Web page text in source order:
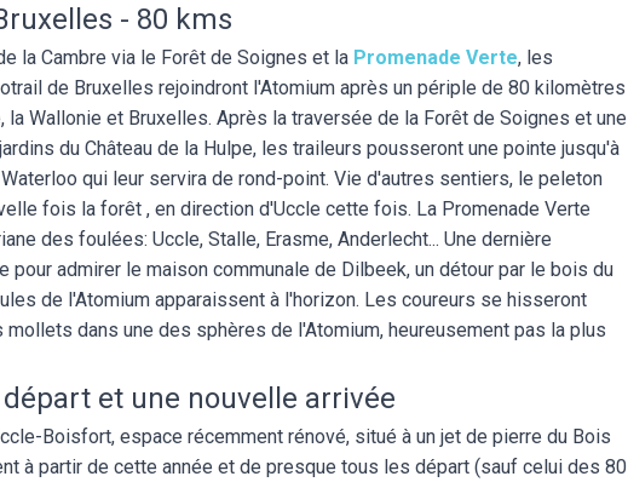
- 80 kms
la Cambre via le Forêt de Soignes et la Promenade Verte, les
de Bruxelles rejoindront l'Atomium après un périple de 80 kilomètres
la Wallonie et Bruxelles. Après la traversée de la Forêt de Soignes et une
du Château de la Hulpe, les traileurs pousseront une pointe jusqu'à
qui leur servira de rond-point. Vie d'autres sentiers, le peleton
fois la forêt , en direction d'Uccle cette fois. La Promenade Verte
des foulées: Uccle, Stalle, Erasme, Anderlecht... Une dernière
pour admirer le maison communale de Dilbeek, un détour par le bois du
de l'Atomium apparaissent à l'horizon. Les coureurs se hisseront
dans une des sphères de l'Atomium, heureusement pas la plus
et une nouvelle arrivée
Boisfort, espace récemment rénové, situé à un jet de pierre du Bois
à partir de cette année et de presque tous les départ (sauf celui des 80